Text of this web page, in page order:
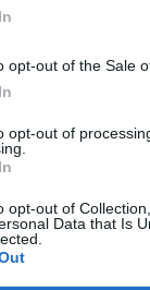
opt-out of the Sale
opt-out of
opt-out of
Data that Is
circa 60
fossa